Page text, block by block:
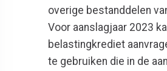
overige bestanddelen
Voor aanslagjaar 2023
belastingkrediet
te gebruiken die in de